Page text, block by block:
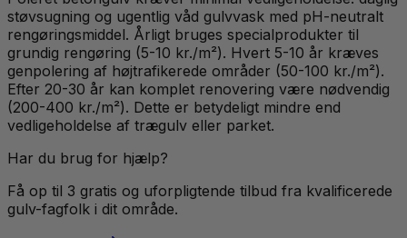
støvsugning og ugentlig våd gulvvask med pH-neutralt
rengøringsmiddel. Årligt bruges specialprodukter til
grundig rengøring (5-10 kr./m²). Hvert 5-10 år kræves
genpolering af højtrafikerede områder (50-100 kr./m²).
Efter 20-30 år kan komplet renovering være nødvendig
(200-400 kr./m²). Dette er betydeligt mindre end
vedligeholdelse af trægulv eller parket.
Har du brug for hjælp?
Få op til 3 gratis og uforpligtende tilbud fra kvalificerede
gulv-fagfolk i dit område.